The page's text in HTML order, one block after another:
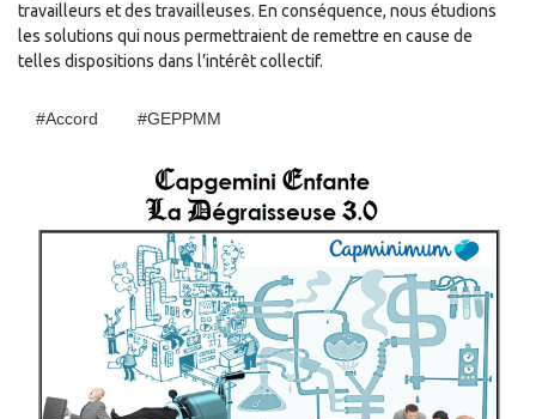
travailleurs et des travailleuses. En conséquence, nous étudions
les solutions qui nous permettraient de remettre en cause de
telles dispositions dans l’intérêt collectif.
#Accord #GEPPMM